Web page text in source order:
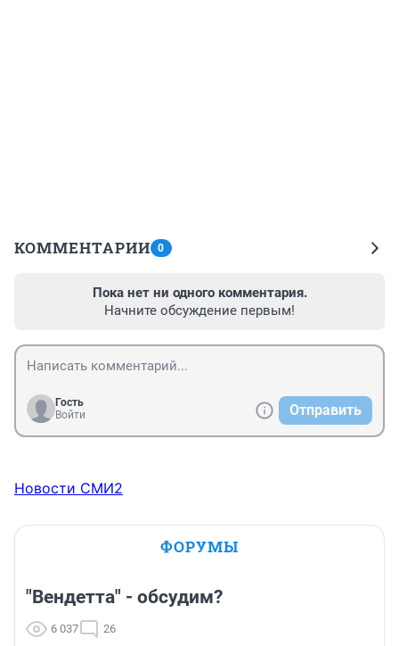
КОММЕНТАРИИ 0
Пока нет ни одного комментария.
Начните обсуждение первым!
Гость
Войти
Отправить
Новости СМИ2
ФОРУМЫ
"Вендетта" - обсудим?
6 037 26